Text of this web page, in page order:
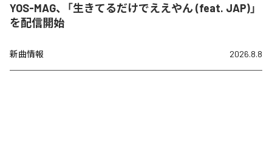
YOS-MAG、「生きてるだけでええやん (feat. JAP)」
を配信開始
新曲情報 2026.8.8